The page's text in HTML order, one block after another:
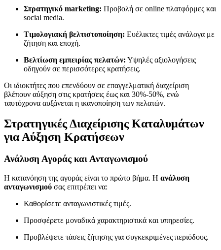
Στρατηγικό marketing: Προβολή σε online πλατφόρμες και
social media.
Τιμολογιακή βελτιστοποίηση: Ευέλικτες τιμές ανάλογα με
ζήτηση και εποχή.
Βελτίωση εμπειρίας πελατών: Υψηλές αξιολογήσεις
οδηγούν σε περισσότερες κρατήσεις.
Οι ιδιοκτήτες που επενδύουν σε επαγγελματική διαχείριση
βλέπουν αύξηση στις κρατήσεις έως και 30%-50%, ενώ
ταυτόχρονα αυξάνεται η ικανοποίηση των πελατών.
Στρατηγικές Διαχείρισης Καταλυμάτων
για Αύξηση Κρατήσεων
Ανάλυση Αγοράς και Ανταγωνισμού
Η κατανόηση της αγοράς είναι το πρώτο βήμα. Η ανάλυση
ανταγωνισμού σας επιτρέπει να:
Καθορίσετε ανταγωνιστικές τιμές.
Προσφέρετε μοναδικά χαρακτηριστικά και υπηρεσίες.
Προβλέψετε τάσεις ζήτησης για συγκεκριμένες περιόδους.